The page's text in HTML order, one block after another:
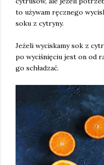
to używam ręcznego
soku z cytryny.
Jeżeli wyciskamy sok z
po wyciśnięciu jest on od
go schładzać.